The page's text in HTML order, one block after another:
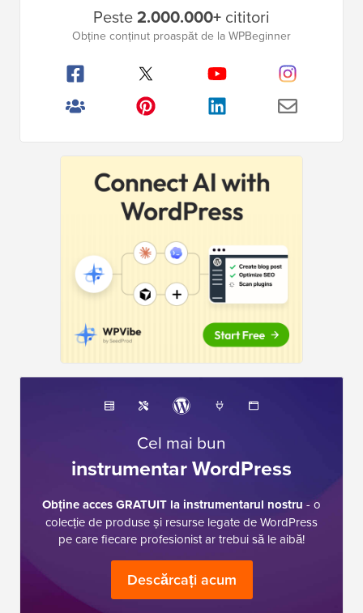
principală
Peste2.000.000+ cititori
Obține conținut proaspăt de la WPBeginner
Cel mai bun
instrumentar WordPress
Obține acces GRATUIT la instrumentarul nostru - o
colecție de produse și resurse legate de WordPress
pe care fiecare profesionist ar trebui să le aibă!
Descărcați acum